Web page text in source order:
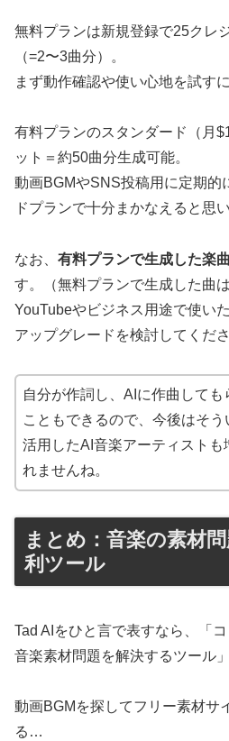
無料プランは新規登録で25クレ
（=2〜3曲分）。
まず動作確認や使い心地を試す
有料プランのスタンダード（月
ット＝約50曲分生成可能。
動画BGMやSNS投稿用に定期的
ドプランで十分まかなえると思い
なお、 有料プランで生成した楽
す。（無料プランで生成した曲
YouTubeやビジネス用途で使い
アップグレードを検討してくださ
自分が作詞し、AIに作曲しても
こともできるので、今後はそう
活用したAI音楽アーティストも
れませんね。
まとめ：音楽の素材
利ツール
Tad AIをひと言で表すなら、「
音楽素材問題を解決するツール
動画BGMを探してフリー素材サ
る…